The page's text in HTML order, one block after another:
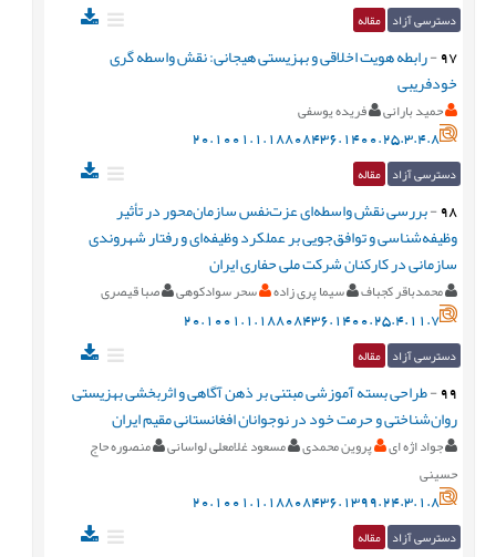
دسترسی آزاد مقاله
97
-رابطه هویت اخلاقی و بهزیستی هیجانی: نقش واسطه گری
خودفریبی
حمید بارانی فریده یوسفی
20.1001.1.18808436.1400.25.3.4.8
دسترسی آزاد مقاله
98
-بررسی نقش واسطه‌ای عزت‌نفس سازمان‌محور در تأثیر
وظیفه‌شناسی و توافق‌جویی بر عملکرد وظیفه‌ای و رفتار شهروندی
سازمانی در کارکنان شرکت ملی حفاری ایران
محمدباقر کجباف سیما پری زاده سحر سوادکوهی صبا قیصری
20.1001.1.18808436.1400.25.4.11.7
دسترسی آزاد مقاله
99
-طراحی بسته آموزشی مبتنی بر ذهن آگاهی و اثربخشی بهزيستی
روان‌شناختی و حرمت خود در نوجوانان افغانستانی مقيم ايران
جواد اژه ای پروین محمدی مسعود غلامعلی لواسانی
منصوره حاج
حسینی
20.1001.1.18808436.1399.24.3.1.8
دسترسی آزاد مقاله